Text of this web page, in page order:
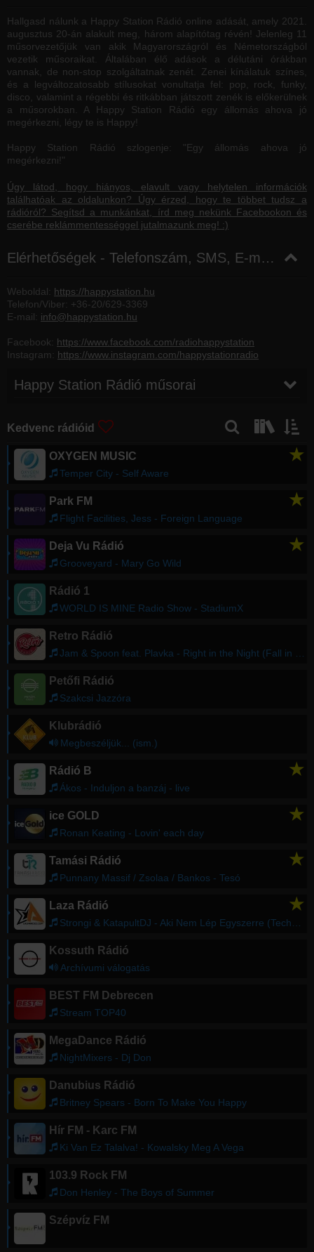
Hallgasd nálunk a Happy Station Rádió online adását, amely 2021.
augusztus 20-án alakult meg, három alapítótag révén! Jelenleg 11
műsorvezetőjük van akik Magyarországról és Németországból
vezetik műsoraikat. Általában élő adások a délutáni órákban
vannak, de non-stop szolgáltatnak zenét. Zenei kínálatuk színes,
és a legváltozatosabb stílusokat vonultatja fel: pop, rock, funky,
disco, valamint a régebbi és ritkábban játszott zenék is előkerülnek
a műsorokban. A Happy Station Rádió egy állomás ahova jó
megérkezni, légy te is Happy!
Happy Station Rádió szlogenje: "Egy állomás ahova jó
megérkezni!"
Úgy látod, hogy hiányos, elavult vagy helytelen információk
találhatóak az oldalunkon? Úgy érzed, hogy te többet tudsz a
rádióról? Segítsd a munkánkat, írd meg nekünk Facebookon és
cserébe reklámmentességgel jutalmazunk meg! :)
Elérhetőségek - Telefonszám, SMS, E-mail, Facebook
Weboldal: https://happystation.hu
Telefon/Viber: +36-20/629-3369
E-mail: info@happystation.hu
Facebook: https://www.facebook.com/radiohappystation
Instagram: https://www.instagram.com/happystationradio
Happy Station Rádió műsorai
Kedvenc rádióid
OXYGEN MUSIC ★
Temper City - Self Aware
Park FM ★
Flight Facilities, Jess - Foreign Language
Deja Vu Rádió ★
Grooveyard - Mary Go Wild
Rádió 1
WORLD IS MINE Radio Show - StadiumX
Retro Rádió
Jam & Spoon feat. Plavka - Right in the Night (Fall in Love with Music)
Petőfi Rádió
Szakcsi Jazzóra
Klubrádió
Megbeszéljük... (ism.)
Rádió B ★
Ákos - Induljon a banzáj - live
ice GOLD ★
Ronan Keating - Lovin' each day
Tamási Rádió ★
Punnany Massif / Zsolaa / Bankos - Tesó
Laza Rádió ★
Strongi & KatapultDJ - Aki Nem Lép Egyszerre (Techno Mix)
Kossuth Rádió
Archívumi válogatás
BEST FM Debrecen
Stream TOP40
MegaDance Rádió
NightMixers - Dj Don
Danubius Rádió
Britney Spears - Born To Make You Happy
Hír FM - Karc FM
Ki Van Ez Talalva! - Kowalsky Meg A Vega
103.9 Rock FM
Don Henley - The Boys of Summer
Szépvíz FM